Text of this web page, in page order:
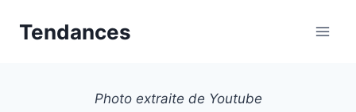
Tendances
Photo extraite de Youtube